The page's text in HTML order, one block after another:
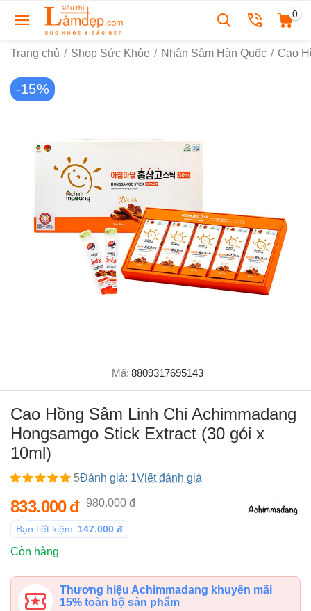
0
Trang chủ / Shop Sức Khỏe / Nhân Sâm Hàn Quốc / Cao
-15%
Mã: 8809317695143
Cao Hồng Sâm Linh Chi Achimmadang
Hongsamgo Stick Extract (30 gói x
10ml)
5Đánh giá: 1Viết đánh giá
833.000đ 980.000 đ
Bạn tiết kiệm: 147.000 đ
Còn hàng
Thương hiệu Achimmadang khuyến mãi
15% toàn bộ sản phẩm